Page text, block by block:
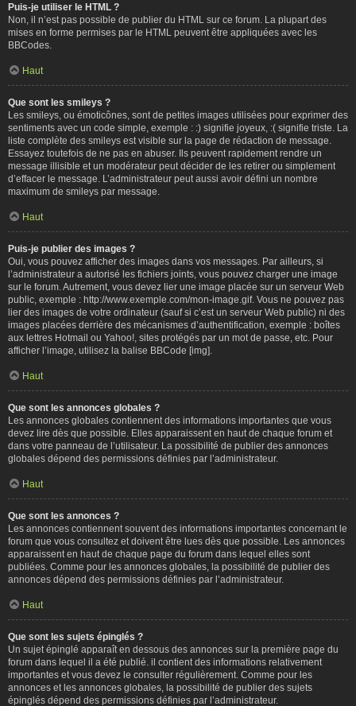
Puis-je utiliser le HTML ?
Non, il n’est pas possible de publier du HTML sur ce forum. La plupart des
mises en forme permises par le HTML peuvent être appliquées avec les
BBCodes.
Haut
Que sont les smileys ?
Les smileys, ou émoticônes, sont de petites images utilisées pour exprimer des
sentiments avec un code simple, exemple : :) signifie joyeux, :( signifie triste. La
liste complète des smileys est visible sur la page de rédaction de message.
Essayez toutefois de ne pas en abuser. Ils peuvent rapidement rendre un
message illisible et un modérateur peut décider de les retirer ou simplement
d’effacer le message. L’administrateur peut aussi avoir défini un nombre
maximum de smileys par message.
Haut
Puis-je publier des images ?
Oui, vous pouvez afficher des images dans vos messages. Par ailleurs, si
l’administrateur a autorisé les fichiers joints, vous pouvez charger une image
sur le forum. Autrement, vous devez lier une image placée sur un serveur Web
public, exemple : http://www.exemple.com/mon-image.gif. Vous ne pouvez pas
lier des images de votre ordinateur (sauf si c’est un serveur Web public) ni des
images placées derrière des mécanismes d’authentification, exemple : boîtes
aux lettres Hotmail ou Yahoo!, sites protégés par un mot de passe, etc. Pour
afficher l’image, utilisez la balise BBCode [img].
Haut
Que sont les annonces globales ?
Les annonces globales contiennent des informations importantes que vous
devez lire dès que possible. Elles apparaissent en haut de chaque forum et
dans votre panneau de l’utilisateur. La possibilité de publier des annonces
globales dépend des permissions définies par l’administrateur.
Haut
Que sont les annonces ?
Les annonces contiennent souvent des informations importantes concernant le
forum que vous consultez et doivent être lues dès que possible. Les annonces
apparaissent en haut de chaque page du forum dans lequel elles sont
publiées. Comme pour les annonces globales, la possibilité de publier des
annonces dépend des permissions définies par l’administrateur.
Haut
Que sont les sujets épinglés ?
Un sujet épinglé apparaît en dessous des annonces sur la première page du
forum dans lequel il a été publié. il contient des informations relativement
importantes et vous devez le consulter régulièrement. Comme pour les
annonces et les annonces globales, la possibilité de publier des sujets
épinglés dépend des permissions définies par l’administrateur.